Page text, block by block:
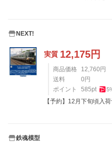
NEXT!
実質 12,175円
商品価格 12,760 円
送料
0 円
ポイント
585pt 5
【予約】12月下旬頃入
鉄魂模型